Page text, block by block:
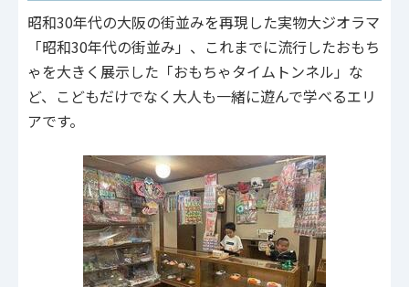
昭和30年代の大阪の街並みを再現した実物大ジオラマ
「昭和30年代の街並み」、これまでに流行したおもち
ゃを大きく展示した「おもちゃタイムトンネル」な
ど、こどもだけでなく大人も一緒に遊んで学べるエリ
アです。